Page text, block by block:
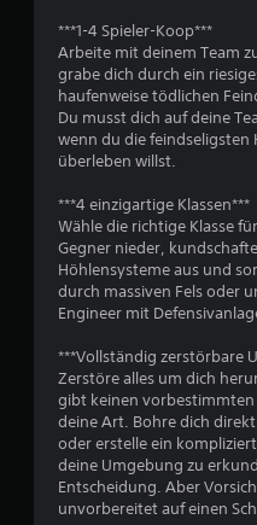
***1-4 Spieler-Koop***
Arbeite mit deinem Team
grabe dich durch ein
haufenweise tödlichen
Du musst dich auf deine
wenn du die feindseligsten
überleben willst.
***4 einzigartige Klassen***
Wähle die richtige Klasse
Gegner nieder,
Höhlensysteme aus und
durch massiven Fels oder
Engineer mit
***Vollständig zerstörbare
Zerstöre alles um dich
gibt keinen vorbestimmten
deine Art. Bohre dich
oder erstelle ein
deine Umgebung zu
Entscheidung. Aber
unvorbereitet auf einen